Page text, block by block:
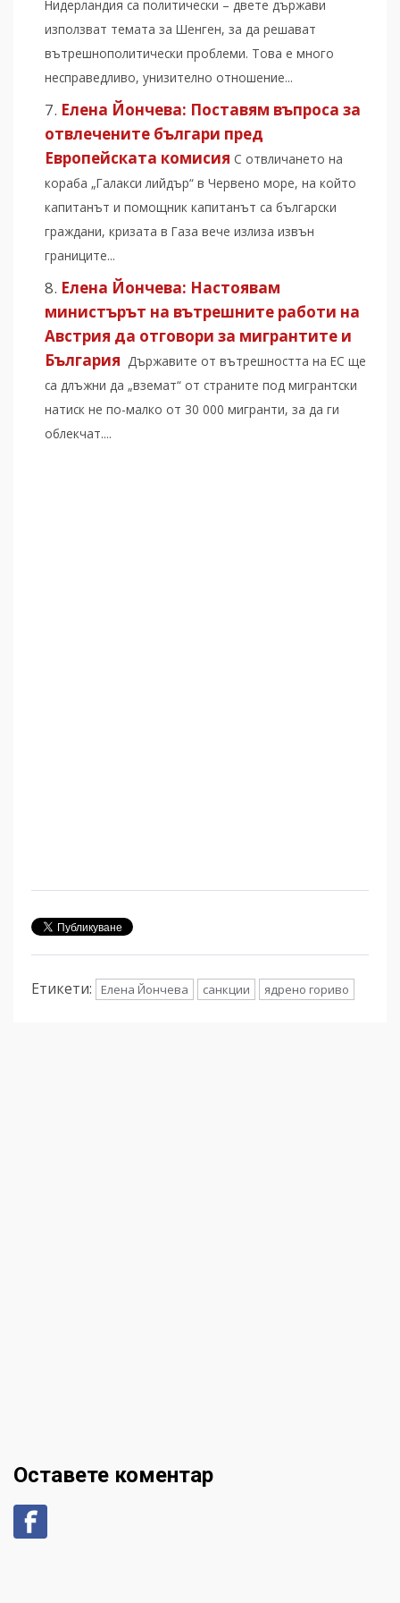
Нидерландия са политически – двете държави
използват темата за Шенген, за да решават
вътрешнополитически проблеми. Това е много
несправедливо, унизително отношение...
Елена Йончева: Поставям въпроса за
отвлечените българи пред
Европейската комисия С отвличането на
кораба „Галакси лийдър“ в Червено море, на който
капитанът и помощник капитанът са български
граждани, кризата в Газа вече излиза извън
границите...
Елена Йончева: Настоявам
министърът на вътрешните работи на
Австрия да отговори за мигрантите и
България Държавите от вътрешността на ЕС ще
са длъжни да „вземат“ от страните под мигрантски
натиск не по-малко от 30 000 мигранти, за да ги
облекчат....
Етикети: Елена Йончева санкции ядрено гориво
Оставете коментар